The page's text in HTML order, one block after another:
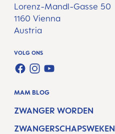
Lorenz-Mandl-Gasse 50
1160 Vienna
Austria
VOLG ONS
FACEBOOK
INSTAGRAM
YOUTUBE
MAM BLOG
ZWANGER WORDEN
ZWANGERSCHAPSWEKEN